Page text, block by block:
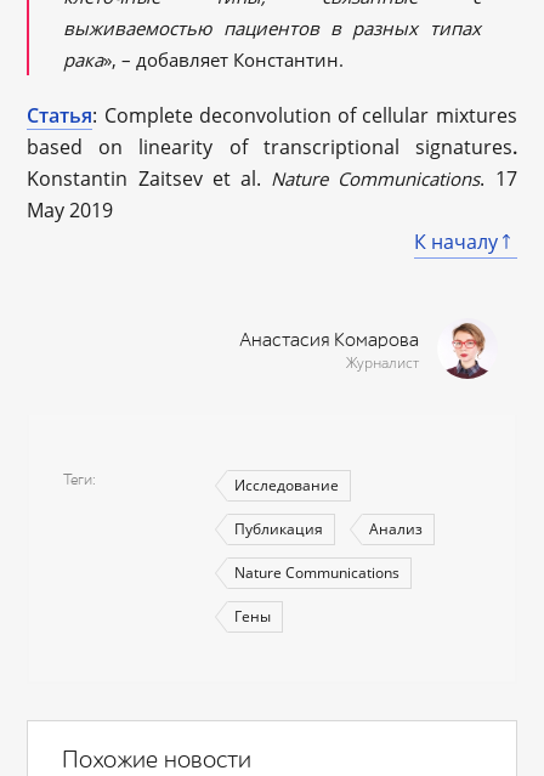
выживаемостью пациентов в разных типах
рака», – добавляет Константин.
Статья: Complete deconvolution of cellular mixtures
based on linearity of transcriptional signatures.
Konstantin Zaitsev et al. Nature Communications. 17
May 2019
К началу
Анастасия Комарова
Журналист
Теги Исследование
Публикация Анализ
Nature Communications
Гены
Похожие новости